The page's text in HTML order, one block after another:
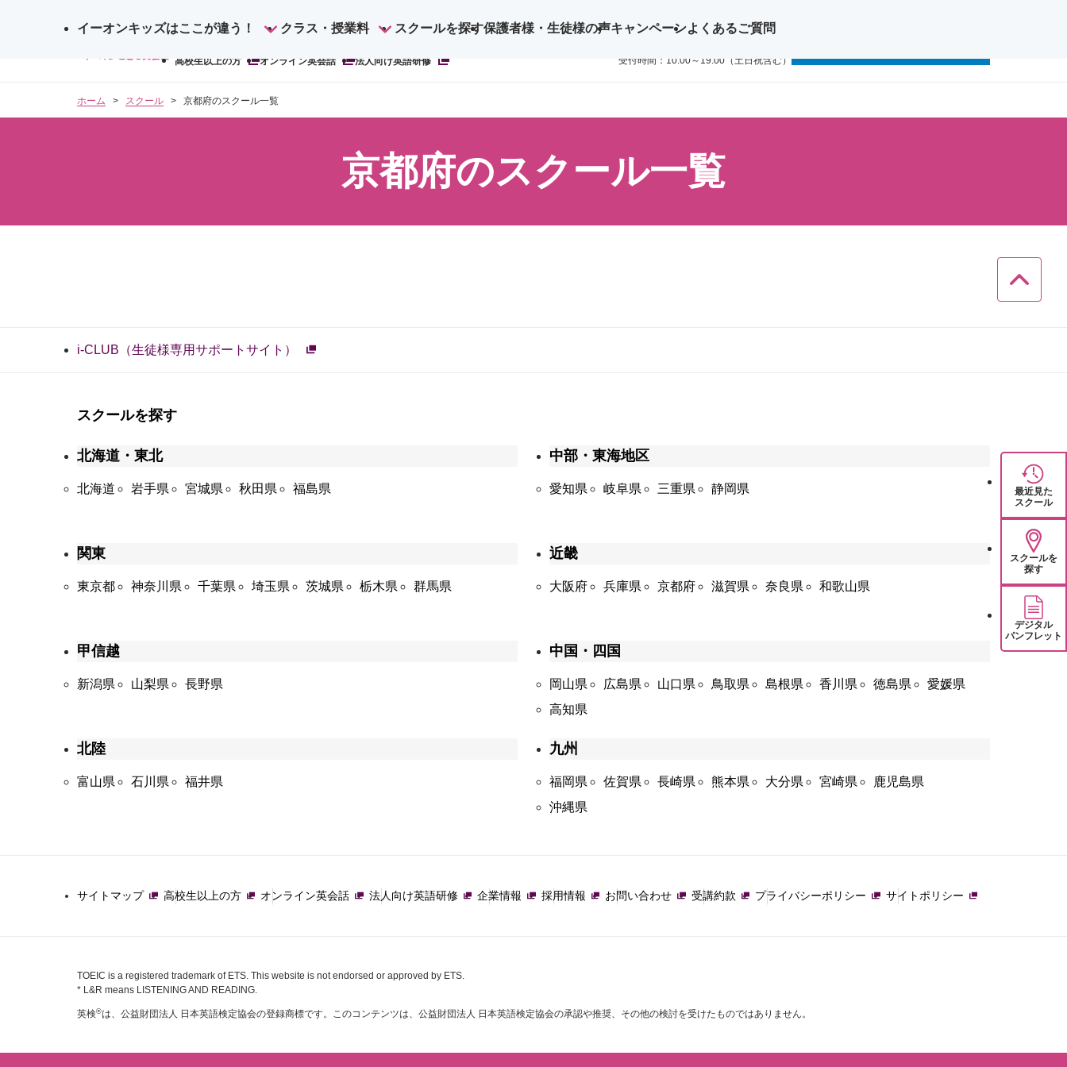
サ
ト
検
索
高校生以上の方 オンライン英会話 法人向け英語研修
ご予約・お問い合わせ
受付時間：10:00～19:00（土日祝含む）
イーオンキッズはここが違う！ クラス・授業料 スクールを探す保護者様・生徒様の声キャンペーンよくあるご質問
最近見た
スクール
スクールを
探す
デジタル
パンフレット
ホーム スクール 京都府のスクール一覧
京都府のスクール一覧
i-CLUB（生徒様専用サポートサイト）
スクールを探す
北海道・東北
北海道 岩手県 宮城県 秋田県 福島県
関東
東京都 神奈川県 千葉県 埼玉県 茨城県 栃木県 群馬県
甲信越
新潟県 山梨県 長野県
北陸
富山県 石川県 福井県
中部・東海地区
愛知県 岐阜県 三重県 静岡県
近畿
大阪府 兵庫県 京都府 滋賀県 奈良県 和歌山県
中国・四国
岡山県 広島県 山口県 鳥取県 島根県 香川県 徳島県
愛媛県
高知県
九州
福岡県 佐賀県 長崎県 熊本県 大分県 宮崎県
鹿児島県
沖縄県
サイトマップ 高校生以上の方 オンライン英会話 法人向け英語研修 企業情報 採用情報 お問い合わせ 受講約款 プライバシーポリシー サイトポリシー
TOEIC is a registered trademark of ETS. This website is not endorsed or approved by ETS.
* L&R means LISTENING AND READING.
英検®は、公益財団法人 日本英語検定協会の登録商標です。このコンテンツは、公益財団法人 日本英語検定協会の承認や推奨、その他の検討を受けたものではありません。